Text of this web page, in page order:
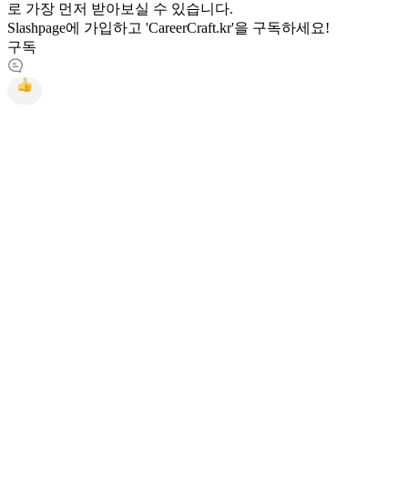
로 가장 먼저 받아보실 수 있습니다.
Slashpage에 가입하고 'CareerCraft.kr'을 구독하세요!
구독